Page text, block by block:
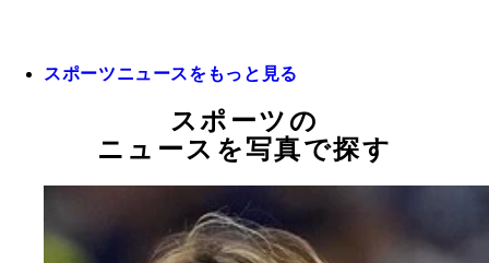
スポーツニュースをもっと見る
スポーツの
ニュースを写真で探す